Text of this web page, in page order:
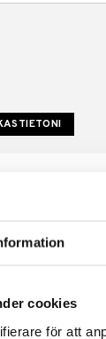
cookies
för att